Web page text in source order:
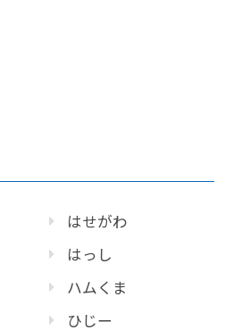
はせがわ
はっし
ハムくま
ひじー